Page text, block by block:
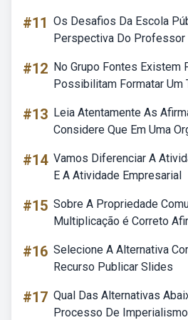
#11 Os Desafios Da Escola
Perspectiva Do Professor
#12 No Grupo Fontes Existem
Possibilitam Formatar Um
#13 Leia Atentamente As
Considere Que Em Uma
#14 Vamos Diferenciar A
E A Atividade Empresarial
#15 Sobre A Propriedade
Multiplicação é Correto
#16 Selecione A Alternativa
Recurso Publicar Slides
#17 Qual Das Alternativas
Processo De Imperialismo